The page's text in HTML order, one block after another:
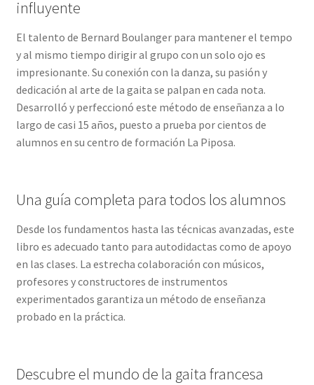
influyente
El talento de Bernard Boulanger para mantener el tempo
y al mismo tiempo dirigir al grupo con un solo ojo es
impresionante. Su conexión con la danza, su pasión y
dedicación al arte de la gaita se palpan en cada nota.
Desarrolló y perfeccionó este método de enseñanza a lo
largo de casi 15 años, puesto a prueba por cientos de
alumnos en su centro de formación La Piposa.
Una guía completa para todos los alumnos
Desde los fundamentos hasta las técnicas avanzadas, este
libro es adecuado tanto para autodidactas como de apoyo
en las clases. La estrecha colaboración con músicos,
profesores y constructores de instrumentos
experimentados garantiza un método de enseñanza
probado en la práctica.
Descubre el mundo de la gaita francesa